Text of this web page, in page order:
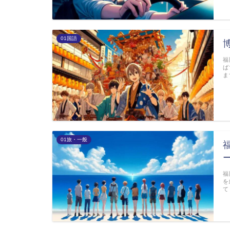
01国語
福
ば
01旅・一般
福